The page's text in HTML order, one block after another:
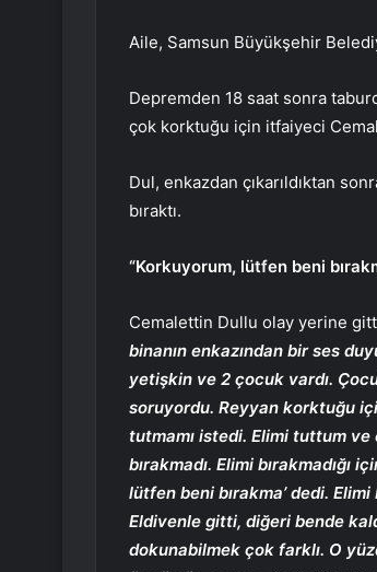
Aile, Samsun Büyükşehir
Depremden 18 saat sonra
çok korktuğu için itfaiyeci
Dul, enkazdan çıkarıldıktan
bıraktı.
“Korkuyorum, lütfen beni
Cemalettin Dullu olay yerine
binanın enkazından bir ses
yetişkin ve 2 çocuk vardı.
soruyordu. Reyyan korktuğu
tutmamı istedi. Elimi tuttum
bırakmadı. Elimi bırakmadığı
lütfen beni bırakma’ dedi.
Eldivenle gitti, diğeri bende
dokunabilmek çok farklı. O